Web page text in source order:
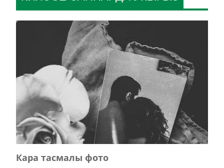
Кара тасмалы фото